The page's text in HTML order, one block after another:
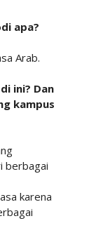
apa?
Arab.
ini? Dan
kampus
berbagai
karena